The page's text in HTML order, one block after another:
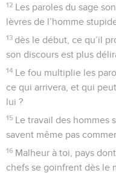
12 Les paroles du sage
lèvres de l’homme
13 dès le début, ce qu’il
son discours est plus
14 Le fou multiplie les
ce qui arrivera, et qui
lui ?
15 Le travail des hommes
savent même pas
16 Malheur à toi, pays
chefs se goinfrent dès le